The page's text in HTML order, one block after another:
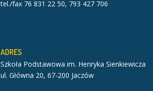
tel./fax 76 831 22 50, 793 427 706
ADRES
Szkoła Podstawowa im. Henryka Sienkiewicza
ul. Główna 20, 67-200 Jaczów